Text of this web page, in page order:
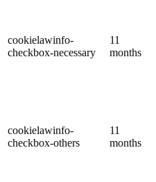
cookielawinfo-
checkbox-necessary
11
months
cookielawinfo-
checkbox-others
11
months